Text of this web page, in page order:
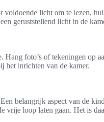
licht om te lezen,
geruststellend licht in de
foto’s of tekeningen op
het inrichten van de kamer.
belangrijk aspect van de
vrije loop laten gaan. Het is